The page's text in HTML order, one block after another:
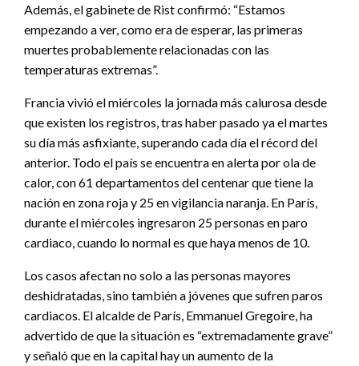
Además, el gabinete de Rist confirmó: “Estamos
empezando a ver, como era de esperar, las primeras
muertes probablemente relacionadas con las
temperaturas extremas”.
Francia vivió el miércoles la jornada más calurosa desde
que existen los registros, tras haber pasado ya el martes
su día más asfixiante, superando cada día el récord del
anterior. Todo el país se encuentra en alerta por ola de
calor, con 61 departamentos del centenar que tiene la
nación en zona roja y 25 en vigilancia naranja. En París,
durante el miércoles ingresaron 25 personas en paro
cardiaco, cuando lo normal es que haya menos de 10.
Los casos afectan no solo a las personas mayores
deshidratadas, sino también a jóvenes que sufren paros
cardiacos. El alcalde de París, Emmanuel Gregoire, ha
advertido de que la situación es “extremadamente grave”
y señaló que en la capital hay un aumento de la